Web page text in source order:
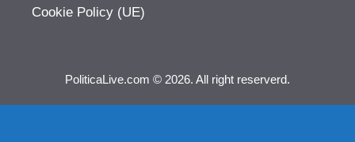
Cookie Policy (UE)
PoliticaLive.com © 2026. All right reserverd.